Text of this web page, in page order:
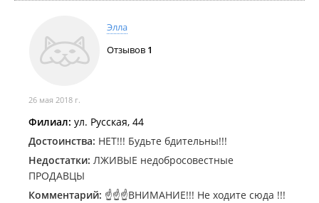
Элла
Отзывов 1
26 мая 2018 г.
Филиал: ул. Русская, 44
Достоинства: НЕТ!!! Будьте бдительны!!!
Недостатки: ЛЖИВЫЕ недобросовестные
ПРОДАВЦЫ
Комментарий: ☝☝☝ВНИМАНИЕ!!! Не ходите сюда !!!